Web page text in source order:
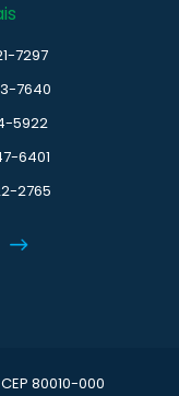
7297
7640
5922
6401
2765
80010-000